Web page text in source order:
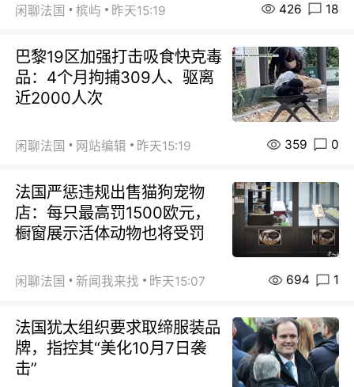
闲聊法国 槟屿 昨天15:19 426 18
巴黎19区加强打击吸食快克毒
品：4个月拘捕309人、驱离
近2000人次
闲聊法国 网站编辑 昨天15:19 359 0
法国严惩违规出售猫狗宠物
店：每只最高罚1500欧元，
橱窗展示活体动物也将受罚
闲聊法国 新闻我来找 昨天15:07 694 1
法国犹太组织要求取缔服装品
牌，指控其“美化10月7日袭
击”